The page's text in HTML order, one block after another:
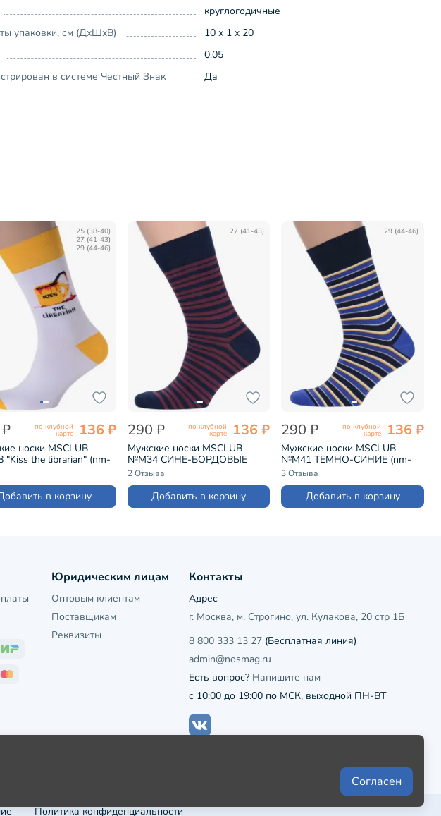
круглогодичные
упаковки, см (ДхШхВ)
10 x 1 x 20
0.05
в системе Честный Знак
Да
25 (38-40)
27 (41-43)
29 (44-46)
по клубной
карте 136 ₽
носки MSCLUB
the librarian" (nm-
в корзину
27 (41-43)
290 ₽ по клубной
карте 136 ₽
Мужские носки MSCLUB
№М34 СИНЕ-БОРДОВЫЕ
(nm-371)
2 Отзыва
Добавить в корзину
29 (44-46)
290 ₽ по клубной
карте 136 ₽
Мужские носки MSCLUB
№М41 ТЕМНО-СИНИЕ (nm-
441)
3 Отзыва
Добавить в корзину
Юридическим лицам
Оптовым клиентам
Поставщикам
Реквизиты
Контакты
Адрес
г. Москва, м. Строгино, ул. Кулакова, 20 стр 1Б
8 800 333 13 27(Бесплатная линия)
admin@nosmag.ru
Есть вопрос? Напишите нам
с 10:00 до 19:00 по МСК, выходной ПН-ВТ
Политика конфиденциальности
Согласен